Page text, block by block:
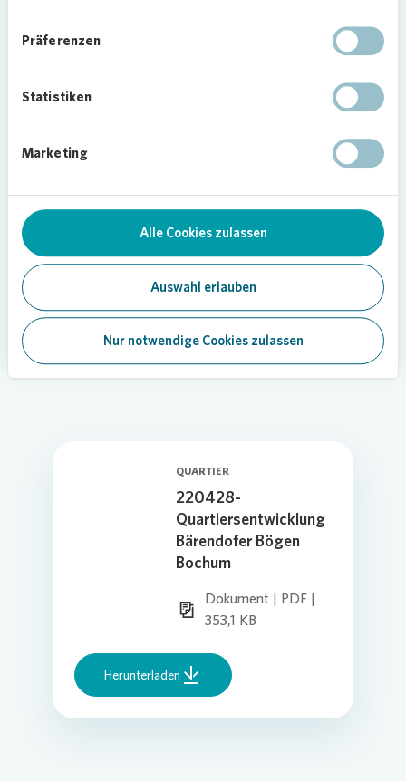
Präferenzen
Statistiken
Marketing
Alle Cookies zulassen
Auswahl erlauben
Nur notwendige Cookies zulassen
Nachhaltigkeit
Mehr anzeigen
QUARTIER
220428-
Quartiersentwicklung
Bärendofer Bögen
Bochum
Dokument | PDF |
353,1 KB
Herunterladen